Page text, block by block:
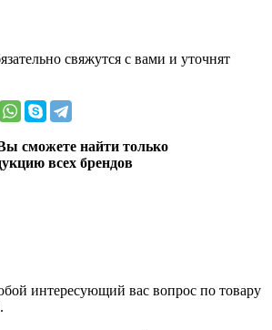
свяжутся с вами и уточнят
сможете найти только
всех брендов
интересующий вас вопрос по товару